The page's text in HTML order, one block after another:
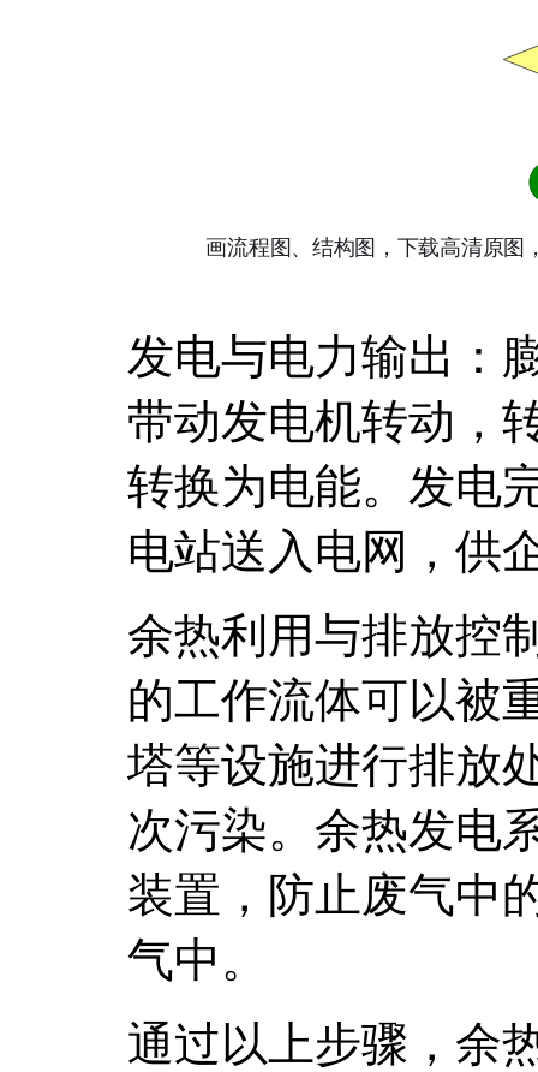
发电与电力输出：
带动发电机转动，
转换为电能。发电
电站送入电网，供
余热利用与排放控
的工作流体可以被
塔等设施进行排放
次污染。余热发电
装置，防止废气中
气中。
通过以上步骤，余